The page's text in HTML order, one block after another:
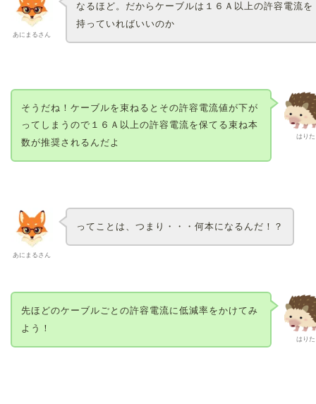
あにまるさん
なるほど。だからケーブルは１６Ａ以上の許容電流を
持っていればいいのか
はりた
そうだね！ケーブルを束ねるとその許容電流値が下が
ってしまうので１６Ａ以上の許容電流を保てる束ね本
数が推奨されるんだよ
あにまるさん
ってことは、つまり・・・何本になるんだ！？
はりた
先ほどのケーブルごとの許容電流に低減率をかけてみ
よう！